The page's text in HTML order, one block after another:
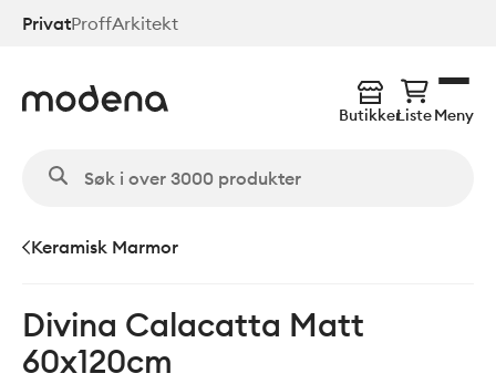
Hopp
PrivatProffArkitekt
ButikkerListeMeny
Keramisk Marmor
Divina Calacatta Matt
60x120cm